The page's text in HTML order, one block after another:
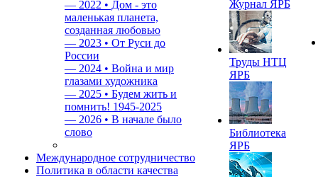
— 2022 • Дом - это
маленькая планета,
созданная любовью
— 2023 • От Руси до
России
— 2024 • Война и мир
глазами художника
— 2025 • Будем жить и
помнить! 1945-2025
— 2026 • В начале было
слово
Международное сотрудничество
Политика в области качества
Журнал ЯРБ
Труды НТЦ
ЯРБ
Библиотека
ЯРБ